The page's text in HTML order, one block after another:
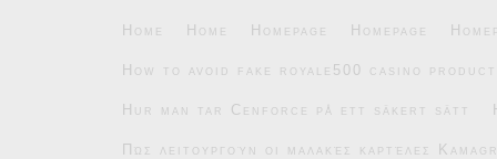
Home Home Homepage Homepage
How to avoid fake royale500 casino
Hur man tar Cenforce på ett säkert sätt
Πώς λειτουργούν οι μαλακές καρτέλες